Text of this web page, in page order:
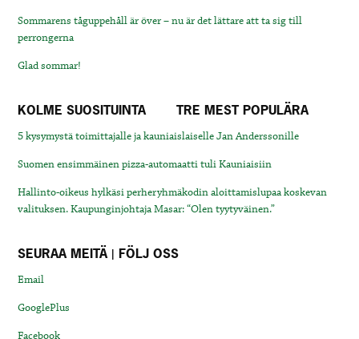
Sommarens tåguppehåll är över – nu är det lättare att ta sig till
perrongerna
Glad sommar!
KOLME SUOSITUINTA TRE MEST POPULÄRA
5 kysymystä toimittajalle ja kauniaislaiselle Jan Anderssonille
Suomen ensimmäinen pizza-automaatti tuli Kauniaisiin
Hallinto-oikeus hylkäsi perheryhmäkodin aloittamislupaa koskevan
valituksen. Kaupunginjohtaja Masar: “Olen tyytyväinen.”
SEURAA MEITÄ | FÖLJ OSS
Email
GooglePlus
Facebook